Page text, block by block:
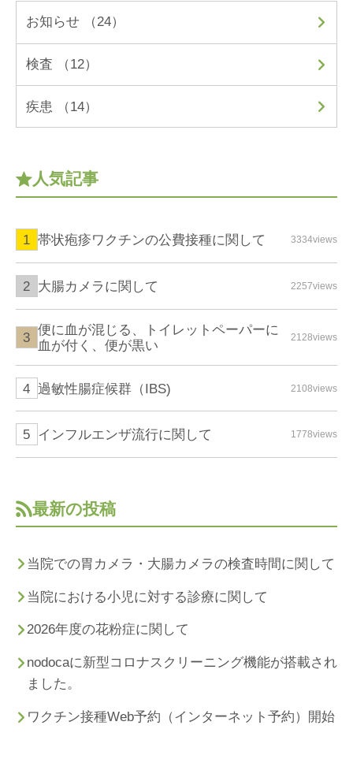
お知らせ （24）
検査 （12）
疾患 （14）
人気記事
帯状疱疹ワクチンの公費接種に関して 3334views
大腸カメラに関して 2257views
便に血が混じる、トイレットペーパーに
血が付く、便が黒い
2128views
過敏性腸症候群（IBS) 2108views
インフルエンザ流行に関して 1778views
最新の投稿
当院での胃カメラ・大腸カメラの検査時間に関して
当院における小児に対する診療に関して
2026年度の花粉症に関して
nodocaに新型コロナスクリーニング機能が搭載され
ました。
ワクチン接種Web予約（インターネット予約）開始